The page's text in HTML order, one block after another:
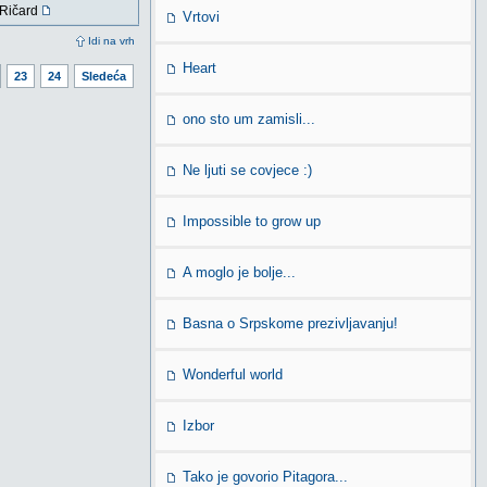
Idi na vrh
Ričard
23 24 Sledeća
Vrtovi
Heart
ono sto um zamisli...
Ne ljuti se covjece :)
Impossible to grow up
A moglo je bolje...
Basna o Srpskome prezivljavanju!
Wonderful world
Izbor
Tako je govorio Pitagora...